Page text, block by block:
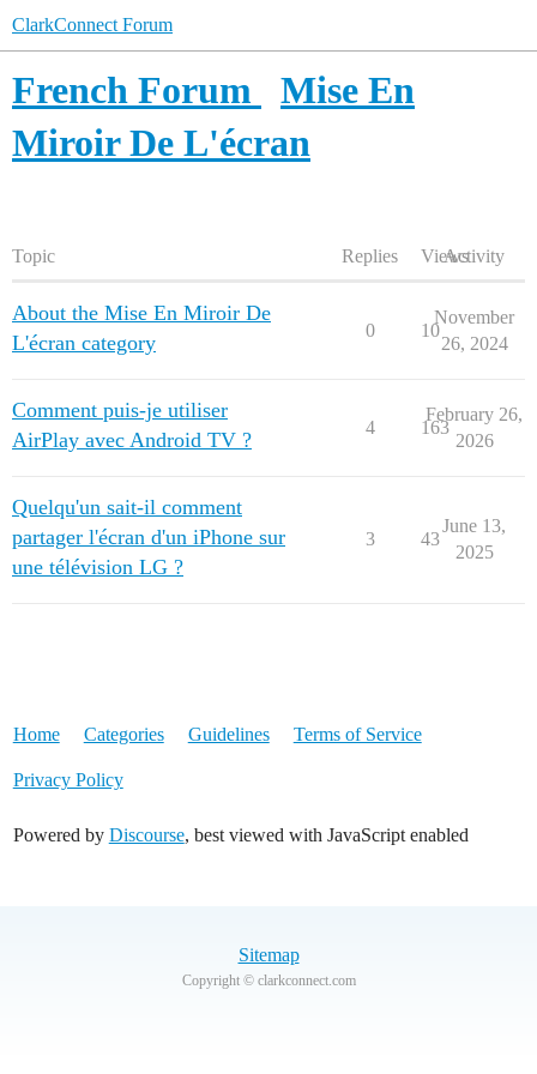
ClarkConnect Forum
French Forum
Mise En
Miroir De L'écran
Topic Replies ViewsActivity
About the Mise En Miroir De
L'écran category
0 10
November
26, 2024
Comment puis-je utiliser
AirPlay avec Android TV ?
4 163
February 26,
2026
Quelqu'un sait-il comment
partager l'écran d'un iPhone sur
une télévision LG ?
3 43
June 13,
2025
Home Categories Guidelines Terms of Service
Privacy Policy
Powered by Discourse, best viewed with JavaScript enabled
Sitemap
Copyright © clarkconnect.com